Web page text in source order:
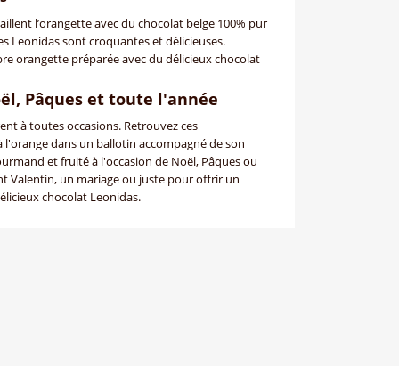
l’orangette avec du chocolat belge 100% pur
Leonidas sont croquantes et délicieuses.
orangette préparée avec du délicieux chocolat
Pâques et toute l'année
à toutes occasions. Retrouvez ces
dans un ballotin accompagné de son
et fruité à l'occasion de Noël, Pâques ou
Valentin, un mariage ou juste pour offrir un
chocolat Leonidas.